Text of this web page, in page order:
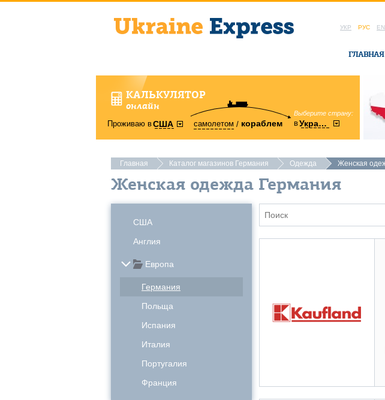
УКР РУС
ГЛАВНАЯ
КАЛЬКУЛЯТОР
онлайн
Проживаю вСША самолетом кораблем
Выберите страну:
вУкраину
Главная Каталог магазинов Германия Одежда Женская
Женская одежда Германия
США
Англия
Европа
Германия
Польща
Испания
Италия
Португалия
Франция